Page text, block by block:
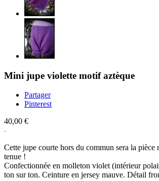
Mini jupe violette motif aztèque
Partager
Pinterest
40,00 €
Cette jupe courte hors du commun sera la pièce
tenue !
Confectionnée en molleton violet (intérieur
ton sur ton. Ceinture en jersey mauve. Détail